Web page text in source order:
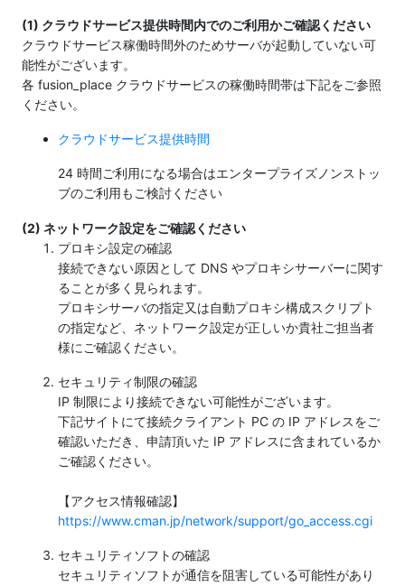
(1) クラウドサービス提供時間内でのご利用かご確認ください
クラウドサービス稼働時間外のためサーバが起動していない可
能性がございます。
各 fusion_place クラウドサービスの稼働時間帯は下記をご参照
ください。
クラウドサービス提供時間
24 時間ご利用になる場合はエンタープライズノンストッ
ブのご利用もご検討ください
(2) ネットワーク設定をご確認ください
プロキシ設定の確認
接続できない原因として DNS やプロキシサーバーに関す
ることが多く見られます。
プロキシサーバの指定又は自動プロキシ構成スクリプト
の指定など、ネットワーク設定が正しいか貴社ご担当者
様にご確認ください。
セキュリティ制限の確認
IP 制限により接続できない可能性がございます。
下記サイトにて接続クライアント PC の IP アドレスをご
確認いただき、申請頂いた IP アドレスに含まれているか
ご確認ください。
【アクセス情報確認】
https://www.cman.jp/network/support/go_access.cgi
セキュリティソフトの確認
セキュリティソフトが通信を阻害している可能性があり